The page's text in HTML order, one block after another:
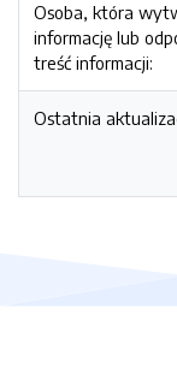
Osoba, która
informację lub
treść informacji:
Ostatnia